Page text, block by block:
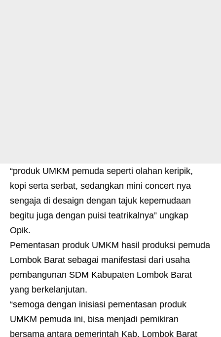
“produk UMKM pemuda seperti olahan keripik,
kopi serta serbat, sedangkan mini concert nya
sengaja di desaign dengan tajuk kepemudaan
begitu juga dengan puisi teatrikalnya” ungkap
Opik.
Pementasan produk UMKM hasil produksi pemuda
Lombok Barat sebagai manifestasi dari usaha
pembangunan SDM Kabupaten Lombok Barat
yang berkelanjutan.
“semoga dengan inisiasi pementasan produk
UMKM pemuda ini, bisa menjadi pemikiran
bersama antara pemerintah Kab. Lombok Barat